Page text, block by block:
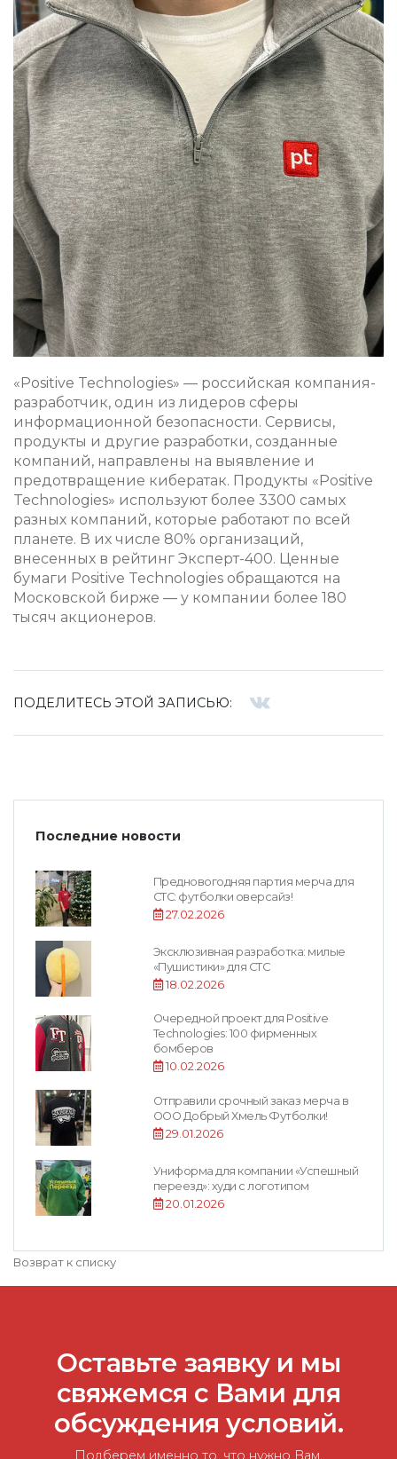
Последние новости
Предновогодняя партия мерча для
СТС: футболки оверсайз!
27.02.2026
Эксклюзивная разработка: милые
«Пушистики» для СТС
18.02.2026
Очередной проект для Positive
Technologies: 100 фирменных
бомберов
10.02.2026
Отправили срочный заказ мерча в
ООО Добрый Хмель Футболки!
29.01.2026
Униформа для компании «Успешный
переезд»: худи с логотипом
20.01.2026
«Positive Technologies» — российская компания-
разработчик, один из лидеров сферы
информационной безопасности. Сервисы,
продукты и другие разработки, созданные
компаний, направлены на выявление и
предотвращение кибератак. Продукты «Positive
Technologies» используют более 3300 самых
разных компаний, которые работают по всей
планете. В их числе 80% организаций,
внесенных в рейтинг Эксперт-400. Ценные
бумаги Positive Technologies обращаются на
Московской бирже — у компании более 180
тысяч акционеров.
ПОДЕЛИТЕСЬ ЭТОЙ ЗАПИСЬЮ:
Возврат к списку
Оставьте заявку и мы
свяжемся с Вами для
обсуждения условий.
Подберем именно то, что нужно Вам.